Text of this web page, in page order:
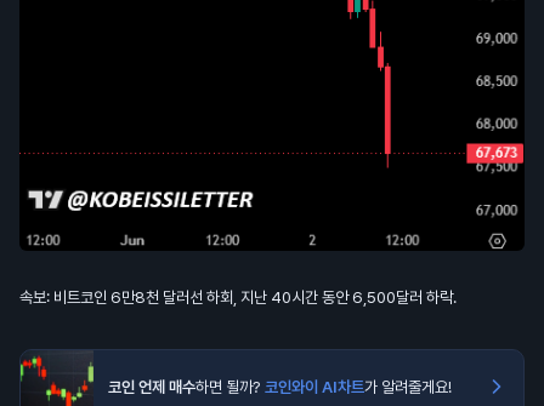
속보: 비트코인 6만8천 달러선 하회, 지난 40시간 동안 6,500달러 하락.
코인 언제 매수하면 될까? 코인와이 AI차트가 알려줄게요!